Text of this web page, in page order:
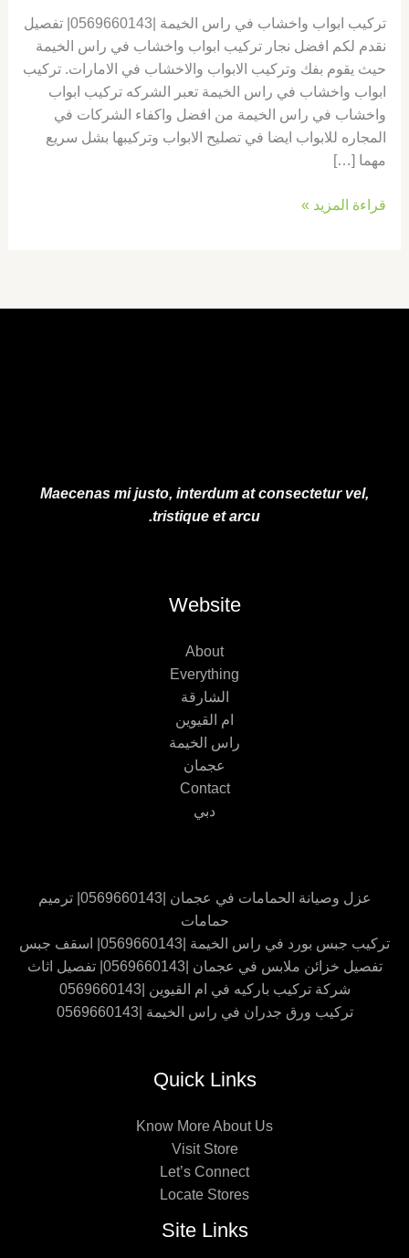
تركيب ابواب واخشاب في راس الخيمة |0569660143| تفصيل
نقدم لكم افضل نجار تركيب ابواب واخشاب في راس الخيمة
حيث يقوم بفك وتركيب الابواب والاخشاب في الامارات. تركيب
ابواب واخشاب في راس الخيمة تعبر الشركه تركيب ابواب
واخشاب في راس الخيمة من افضل واكفاء الشركات في
المجاره للابواب ايضا في تصليح الابواب وتركيبها بشل سريع
مهما […]
قراءة المزيد »
Maecenas mi justo, interdum at consectetur vel,
tristique et arcu.
Website
About
Everything
الشارقة
ام القيوين
راس الخيمة
عجمان
Contact
دبي
عزل وصيانة الحمامات في عجمان |0569660143| ترميم
حمامات
تركيب جبس بورد في راس الخيمة |0569660143| اسقف جبس
تفصيل خزائن ملابس في عجمان |0569660143| تفصيل اثاث
شركة تركيب باركيه في ام القيوين |0569660143
تركيب ورق جدران في راس الخيمة |0569660143
Quick Links
Know More About Us
Visit Store
Let’s Connect
Locate Stores
Site Links